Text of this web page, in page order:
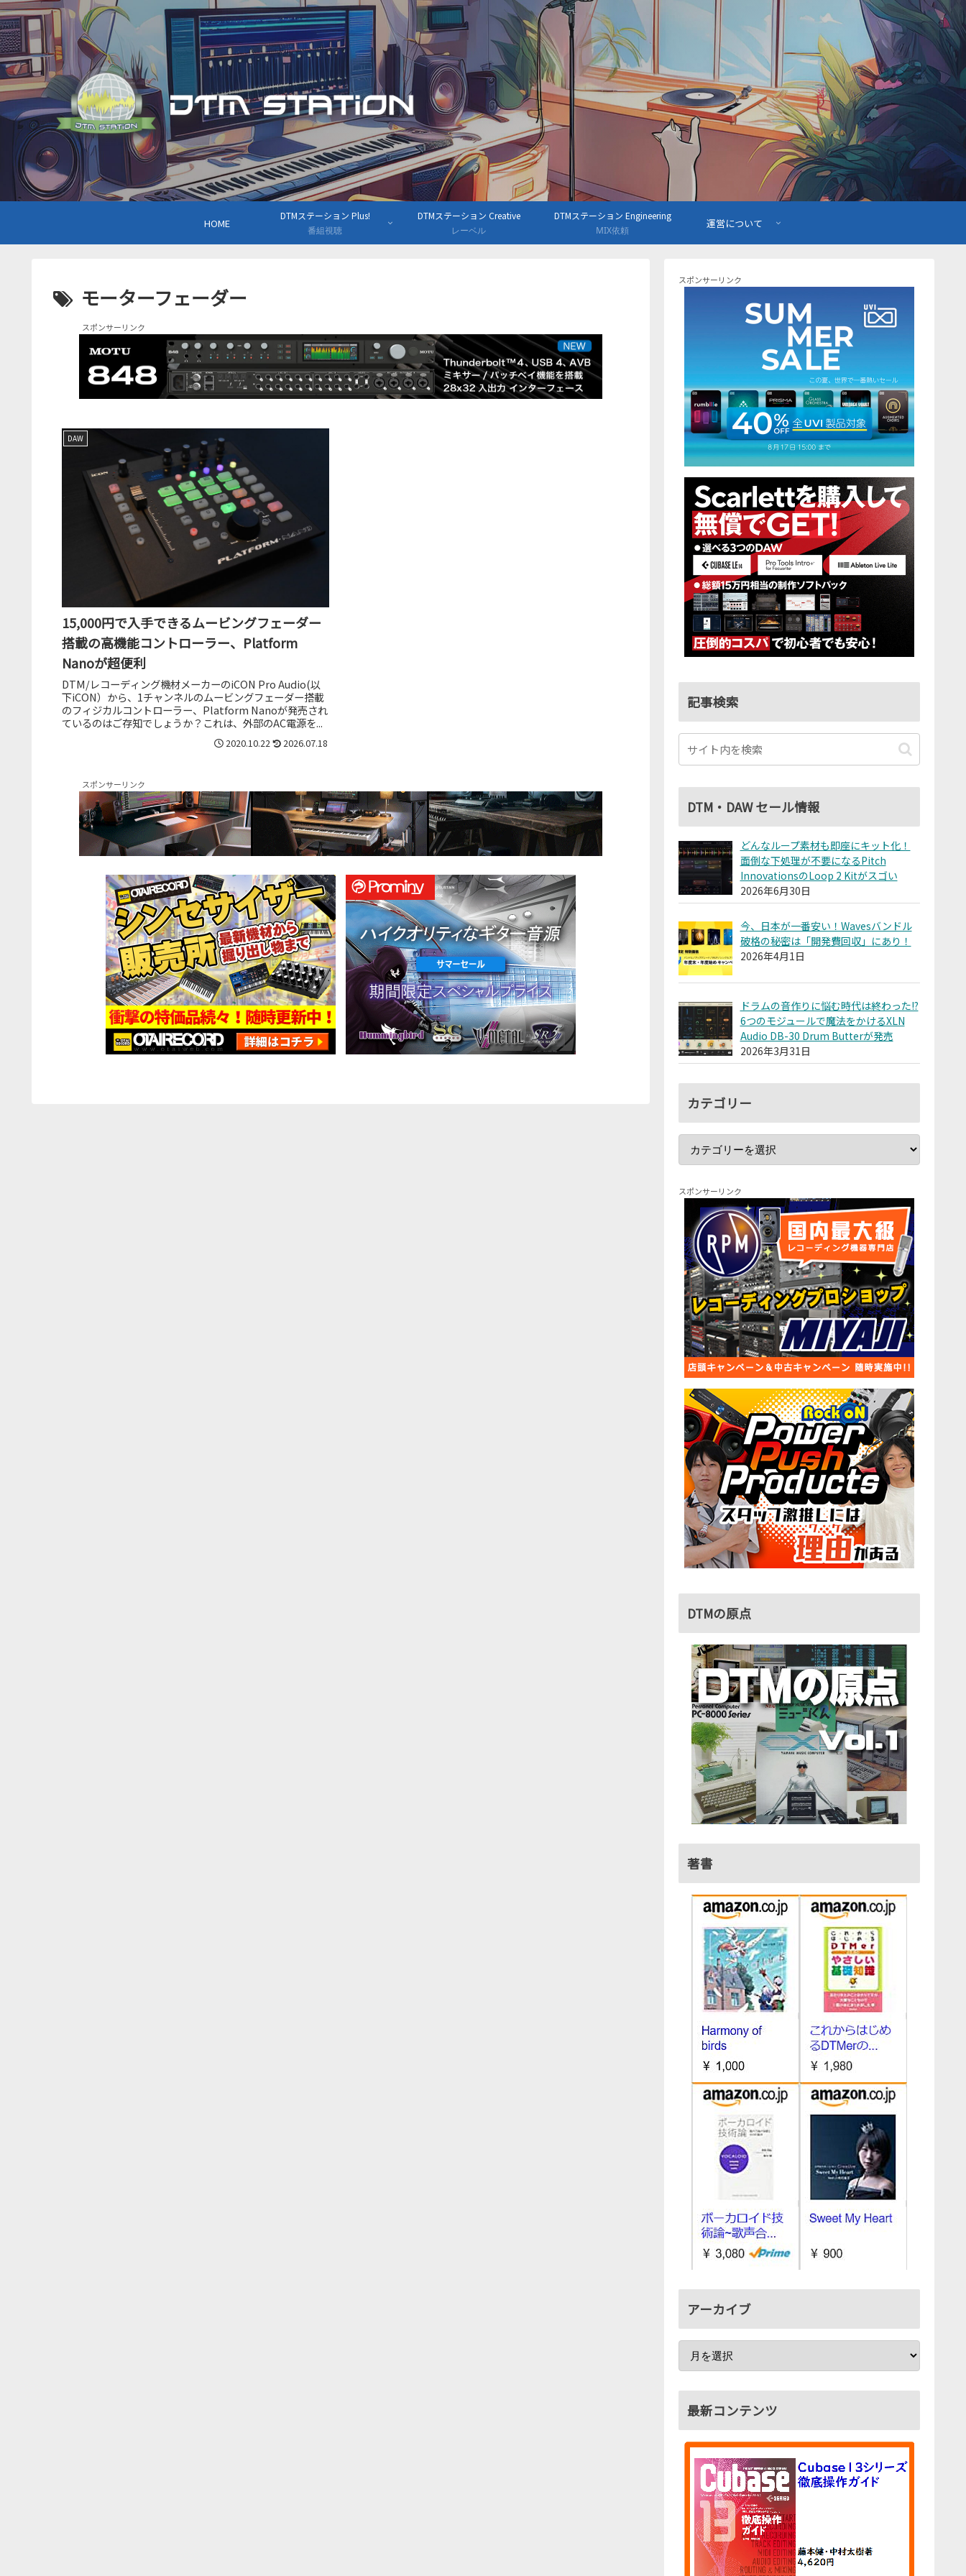
HOME
DTMステーション Plus!
番組視聴
DTMステーション Creative
レーベル
DTMステーション Engineering
MIX依頼
運営について
モーターフェーダー
スポンサーリンク
DAW
15,000円で入手できるムービングフェーダー
搭載の高機能コントローラー、Platform
Nanoが超便利
DTM/レコーディング機材メーカーのiCON Pro Audio(以
下iCON）から、1チャンネルのムービングフェーダー搭載
のフィジカルコントローラー、Platform Nanoが発売され
ているのはご存知でしょうか？これは、外部のAC電源を...
2020.10.22 2026.07.18
スポンサーリンク
スポンサーリンク
記事検索
DTM・DAW セール情報
どんなループ素材も即座にキット化！
面倒な下処理が不要になるPitch
InnovationsのLoop 2 Kitがスゴい
2026年6月30日
今、日本が一番安い！Wavesバンドル
破格の秘密は「開発費回収」にあり！
2026年4月1日
ドラムの音作りに悩む時代は終わった!?
6つのモジュールで魔法をかけるXLN
Audio DB-30 Drum Butterが発売
2026年3月31日
カテゴリー
スポンサーリンク
DTMの原点
著書
アーカイブ
最新コンテンツ